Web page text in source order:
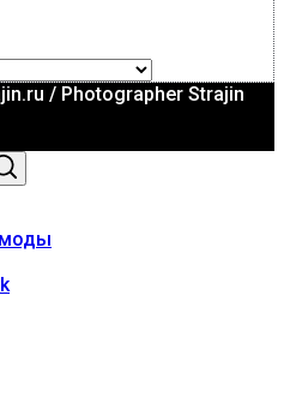
/ Photographer Strajin